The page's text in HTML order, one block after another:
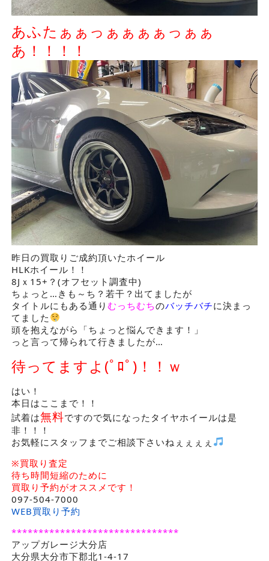
あふたぁぁっぁぁぁぁっぁぁ
あ！！！！
昨日の買取りご成約頂いたホイール
HLKホイール！！
8Jｘ15+？(オフセット調査中)
ちょっと…きも～ち？若干？出てましたが
タイトルにもある通り むっちむちのバッチバチに決まっ
てました
頭を抱えながら「ちょっと悩んできます！」
っと言って帰られて行きましたが…
待ってますよ(ﾟﾛﾟ)！！ｗ
はい！
本日はここまで！！
試着は無料ですので気になったタイヤホイールは是
非！！！
お気軽にスタッフまでご相談下さいねぇぇぇぇ
※買取り査定
待ち時間短縮のために
買取り予約がオススメです！
097-504-7000
WEB買取り予約
*******************************
アップガレージ大分店
大分県大分市下郡北1-4-17